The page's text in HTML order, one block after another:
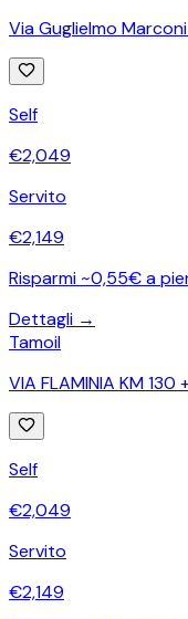
Via Guglielmo
Self
€2,049
Servito
€2,149
Risparmi ~0,55€ a
Dettagli →
Tamoil
VIA FLAMINIA KM
Self
€2,049
Servito
€2,149